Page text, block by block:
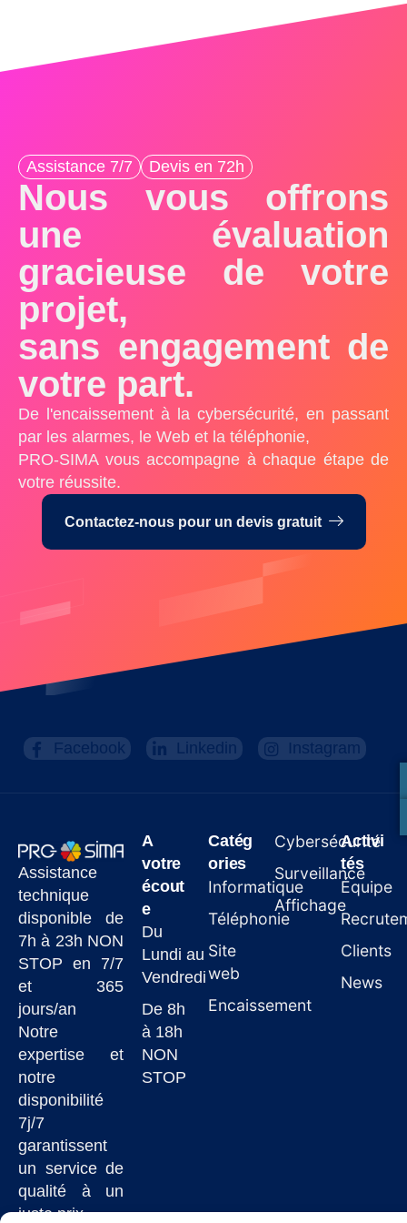
Assistance 7/7 Devis en 72h
Nous vous offrons
une évaluation
gracieuse de votre
projet,
sans engagement de
votre part.
De l'encaissement à la cybersécurité, en passant
par les alarmes, le Web et la téléphonie,
PRO-SIMA vous accompagne à chaque étape de
votre réussite.
Contactez-nous pour un devis gratuit
Facebook Linkedin Instagram
Assistance
technique
disponible de
7h à 23h NON
STOP en 7/7
et 365
jours/an
Notre
expertise et
notre
disponibilité
7j/7
garantissent
un service de
qualité à un
juste prix.
A
votre
écout
e
Du
Lundi au
Vendredi
De 8h
à 18h
NON
STOP
Catég
ories
Informatique
Téléphonie
Site
web
Encaissement
Cybersécurité
Surveillance
Affichage
Activi
tés
Équipe
Clients
News